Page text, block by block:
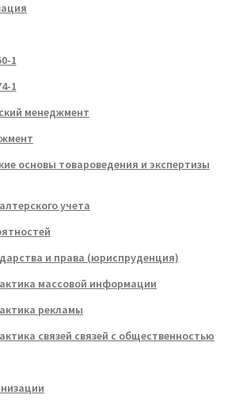
1
1
менеджмент
основы товароведения и экспертизы
учета
и права (юриспруденция)
массовой информации
рекламы
связей связей с общественностью